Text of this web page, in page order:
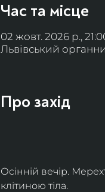
Час та місце
02 жовт. 2026 р.,
Львівський
Про захід
Осінній вечір.
клітиною тіла.